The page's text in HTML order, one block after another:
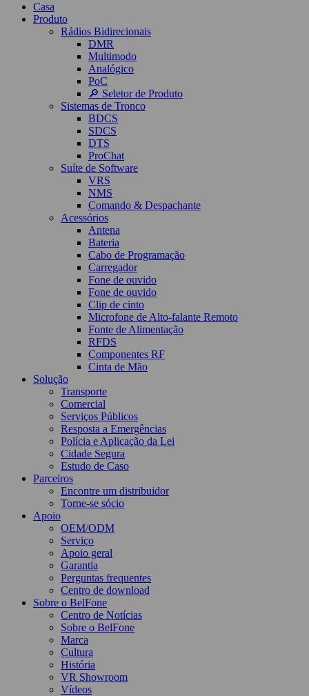
Casa
Produto
Rádios Bidirecionais
DMR
Multimodo
Analógico
PoC
🔎 Seletor de Produto
Sistemas de Tronco
BDCS
SDCS
DTS
ProChat
Suíte de Software
VRS
NMS
Comando & Despachante
Acessórios
Antena
Bateria
Cabo de Programação
Carregador
Fone de ouvido
Fone de ouvido
Clip de cinto
Microfone de Alto-falante Remoto
Fonte de Alimentação
RFDS
Componentes RF
Cinta de Mão
Solução
Transporte
Comercial
Serviços Públicos
Resposta a Emergências
Polícia e Aplicação da Lei
Cidade Segura
Estudo de Caso
Parceiros
Encontre um distribuidor
Torne-se sócio
Apoio
OEM/ODM
Serviço
Apoio geral
Garantia
Perguntas frequentes
Centro de download
Sobre o BelFone
Centro de Notícias
Sobre o BelFone
Marca
Cultura
História
VR Showroom
Vídeos